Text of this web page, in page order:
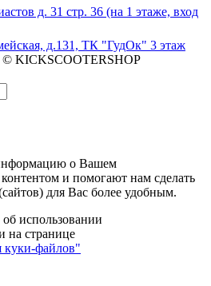
д. 31 стр. 36 (на 1 этаже, вход
д.131, ТК "ГудОк" 3 этаж
© KICKSCOOTERSHOP
о Вашем
и помогают нам сделать
для Вас более удобным.
использовании
на странице
куки-файлов"